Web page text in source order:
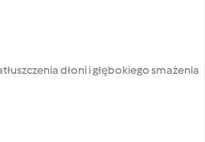
dłoni i głębokiego smażenia